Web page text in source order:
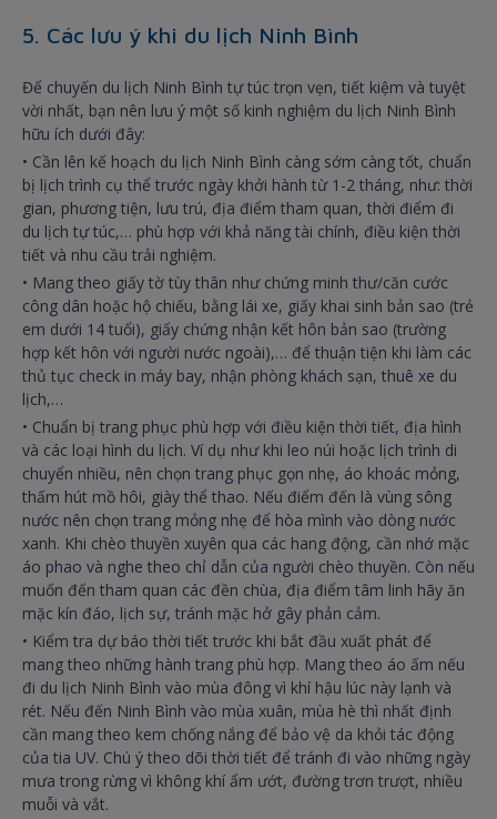
5. Các lưu ý khi du lịch Ninh Bình
Để chuyến du lịch Ninh Bình tự túc trọn vẹn, tiết kiệm và tuyệt
vời nhất, bạn nên lưu ý một số kinh nghiệm du lịch Ninh Bình
hữu ích dưới đây:
• Cần lên kế hoạch du lịch Ninh Bình càng sớm càng tốt, chuẩn
bị lịch trình cụ thể trước ngày khởi hành từ 1-2 tháng, như: thời
gian, phương tiện, lưu trú, địa điểm tham quan, thời điểm đi
du lịch tự túc,… phù hợp với khả năng tài chính, điều kiện thời
tiết và nhu cầu trải nghiệm.
• Mang theo giấy tờ tùy thân như chứng minh thư/căn cước
công dân hoặc hộ chiếu, bằng lái xe, giấy khai sinh bản sao (trẻ
em dưới 14 tuổi), giấy chứng nhận kết hôn bản sao (trường
hợp kết hôn với người nước ngoài),… để thuận tiện khi làm các
thủ tục check in máy bay, nhận phòng khách sạn, thuê xe du
lịch,…
• Chuẩn bị trang phục phù hợp với điều kiện thời tiết, địa hình
và các loại hình du lịch. Ví dụ như khi leo núi hoặc lịch trình di
chuyển nhiều, nên chọn trang phục gọn nhẹ, áo khoác mỏng,
thấm hút mồ hôi, giày thể thao. Nếu điểm đến là vùng sông
nước nên chọn trang mỏng nhẹ để hòa mình vào dòng nước
xanh. Khi chèo thuyền xuyên qua các hang động, cần nhớ mặc
áo phao và nghe theo chỉ dẫn của người chèo thuyền. Còn nếu
muốn đến tham quan các đền chùa, địa điểm tâm linh hãy ăn
mặc kín đáo, lịch sự, tránh mặc hở gây phản cảm.
• Kiểm tra dự báo thời tiết trước khi bắt đầu xuất phát để
mang theo những hành trang phù hợp. Mang theo áo ấm nếu
đi du lịch Ninh Bình vào mùa đông vì khí hậu lúc này lạnh và
rét. Nếu đến Ninh Bình vào mùa xuân, mùa hè thì nhất định
cần mang theo kem chống nắng để bảo vệ da khỏi tác động
của tia UV. Chú ý theo dõi thời tiết để tránh đi vào những ngày
mưa trong rừng vì không khí ẩm ướt, đường trơn trượt, nhiều
muỗi và vắt.